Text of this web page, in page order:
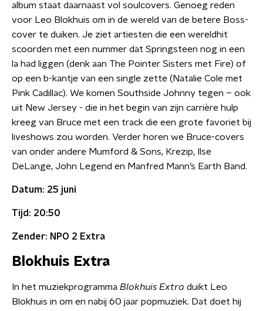
album staat daarnaast vol soulcovers. Genoeg reden
voor Leo Blokhuis om in de wereld van de betere Boss-
cover te duiken. Je ziet artiesten die een wereldhit
scoorden met een nummer dat Springsteen nog in een
la had liggen (denk aan The Pointer Sisters met Fire) of
op een b-kantje van een single zette (Natalie Cole met
Pink Cadillac). We komen Southside Johnny tegen – ook
uit New Jersey - die in het begin van zijn carrière hulp
kreeg van Bruce met een track die een grote favoriet bij
liveshows zou worden. Verder horen we Bruce-covers
van onder andere Mumford & Sons, Krezip, Ilse
DeLange, John Legend en Manfred Mann’s Earth Band.
Datum: 25 juni
Tijd: 20:50
Zender: NPO 2 Extra
Blokhuis Extra
In het muziekprogramma Blokhuis Extra duikt Leo
Blokhuis in om en nabij 60 jaar popmuziek. Dat doet hij